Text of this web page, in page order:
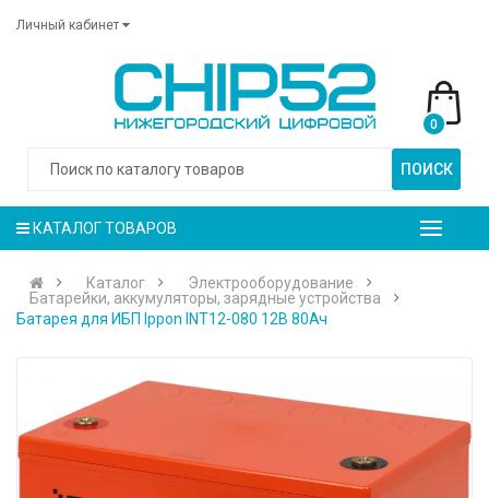
Личный кабинет
ПОИСК
0
КАТАЛОГ ТОВАРОВ
Каталог
Электрооборудование
Батарейки, аккумуляторы, зарядные устройства
Батарея для ИБП Ippon INT12-080 12В 80Ач